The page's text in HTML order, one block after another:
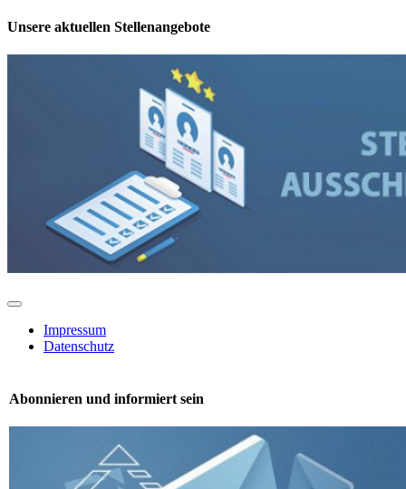
Unsere aktuellen Stellenangebote
Toggle
NavigationImpressum
Datenschutz
Abonnieren und informiert sein